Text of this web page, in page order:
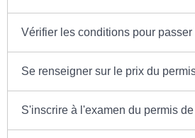
Vérifier les conditions pour passer
Se renseigner sur le prix du
S'inscrire à l'examen du permis